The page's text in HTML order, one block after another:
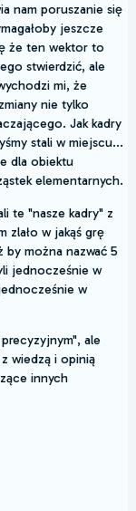
nam poruszanie się
jeszcze
że ten wektor to
stwierdzić, ale
mi, że
nie tylko
Jak kadry
stali w miejscu...
dla obiektu
elementarnych.
te "nasze kadry" z
zlało w jakąś grę
można nazwać 5
jednocześnie w
w
ale
wiedzą i opinią
innych